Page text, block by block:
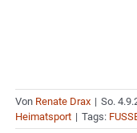
Von Renate Drax | So.
Heimatsport | Tags: